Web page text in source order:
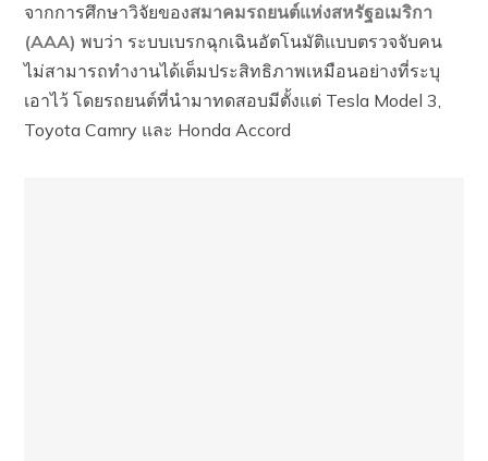
จากการศึกษาวิจัยของสมาคมรถยนต์แห่งสหรัฐอเมริกา
(AAA) พบว่า ระบบเบรกฉุกเฉินอัตโนมัติแบบตรวจจับคน
ไม่สามารถทำงานได้เต็มประสิทธิภาพเหมือนอย่างที่ระบุ
เอาไว้ โดยรถยนต์ที่นำมาทดสอบมีตั้งแต่ Tesla Model 3,
Toyota Camry และ Honda Accord